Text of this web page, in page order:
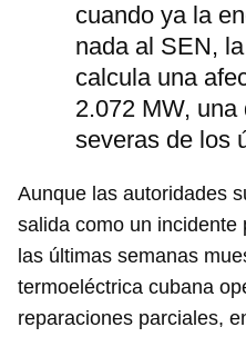
cuando ya la
nada al SEN,
calcula una
2.072 MW,
severas de los
Aunque las autoridades
salida como un incidente
las últimas semanas
termoeléctrica cubana
reparaciones parciales,